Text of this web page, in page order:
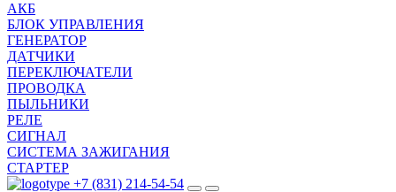
АКБ
БЛОК УПРАВЛЕНИЯ
ГЕНЕРАТОР
ДАТЧИКИ
ПЕРЕКЛЮЧАТЕЛИ
ПРОВОДКА
ПЫЛЬНИКИ
РЕЛЕ
СИГНАЛ
СИСТЕМА ЗАЖИГАНИЯ
СТАРТЕР
+7 (831) 214-54-54